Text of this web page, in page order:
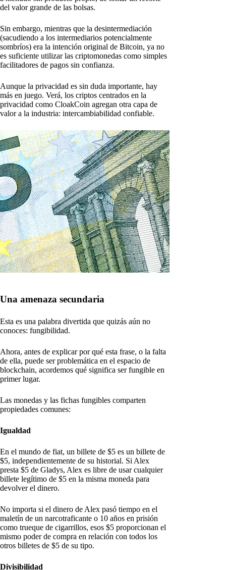
del valor grande de las bolsas.
Sin embargo, mientras que la desintermediación
(sacudiendo a los intermediarios potencialmente
sombríos) era la intención original de Bitcoin, ya no
es suficiente utilizar las criptomonedas como simples
facilitadores de pagos sin confianza.
Aunque la privacidad es sin duda importante, hay
más en juego. Verá, los criptos centrados en la
privacidad como CloakCoin agregan otra capa de
valor a la industria: intercambiabilidad confiable.
Una amenaza secundaria
Esta es una palabra divertida que quizás aún no
conoces: fungibilidad.
Ahora, antes de explicar por qué esta frase, o la falta
de ella, puede ser problemática en el espacio de
blockchain, acordemos qué significa ser fungible en
primer lugar.
Las monedas y las fichas fungibles comparten
propiedades comunes:
Igualdad
En el mundo de fiat, un billete de $5 es un billete de
$5, independientemente de su historial. Si Alex
presta $5 de Gladys, Alex es libre de usar cualquier
billete legítimo de $5 en la misma moneda para
devolver el dinero.
No importa si el dinero de Alex pasó tiempo en el
maletín de un narcotraficante o 10 años en prisión
como trueque de cigarrillos, esos $5 proporcionan el
mismo poder de compra en relación con todos los
otros billetes de $5 de su tipo.
Divisibilidad